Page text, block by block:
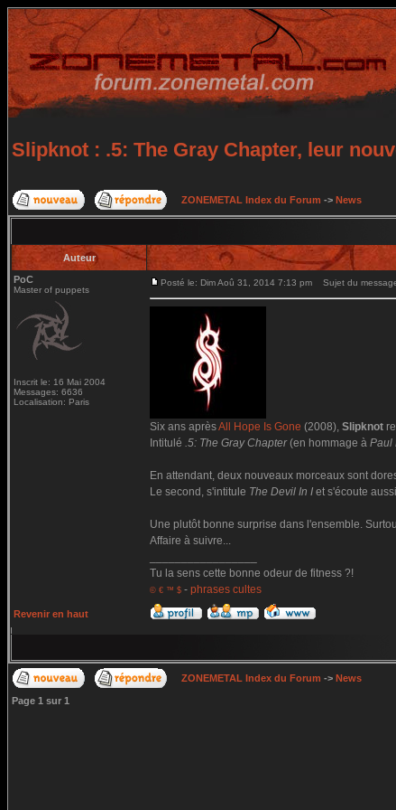
Slipknot : .5: The Gray Chapter, leur
ZONEMETAL Index du Forum -> News
Auteur
PoC
Master of puppets
Inscrit le: 16 Mai 2004
Messages: 6636
Localisation: Paris
Posté le: Dim Aoû 31, 2014 7:13 pm Sujet du
Six ans aprèsAll Hope Is Gone (2008), Slipknot
Intitulé .5: The Gray Chapter(en hommage à Paul
En attendant, deux nouveaux morceaux sont
Le second, s'intitule The Devil In I et s'écoute
Une plutôt bonne surprise dans l'ensemble.
Affaire à suivre...
Tu la sens cette bonne odeur de fitness ?!
© € ™ $ - phrases cultes
Revenir en haut
ZONEMETAL Index du Forum -> News
Page 1 sur 1